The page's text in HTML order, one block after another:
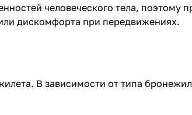
человеческого тела, поэтому
дискомфорта при передвижениях.
В зависимости от типа